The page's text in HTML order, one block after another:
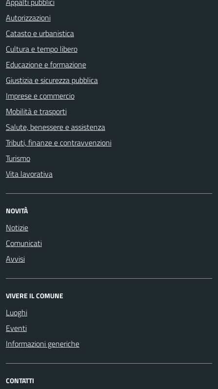
Autorizzazioni
Catasto e urbanistica
Cultura e tempo libero
Educazione e formazione
Giustizia e sicurezza pubblica
Imprese e commercio
Mobilità e trasporti
Salute, benessere e assistenza
Tributi, finanze e contravvenzioni
Turismo
Vita lavorativa
NOVITÀ
Notizie
Comunicati
Avvisi
VIVERE IL COMUNE
Luoghi
Eventi
Informazioni generiche
CONTATTI